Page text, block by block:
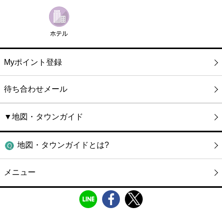
Myポイント登録
待ち合わせメール
▼地図・タウンガイド
地図・タウンガイドとは?
メニュー